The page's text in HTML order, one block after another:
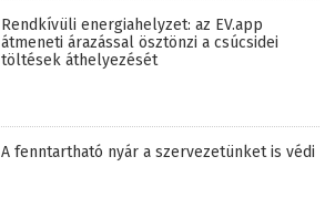
Rendkívüli energiahelyzet: az EV.app
átmeneti árazással ösztönzi a csúcsidei
töltések áthelyezését
A fenntartható nyár a szervezetünket is védi